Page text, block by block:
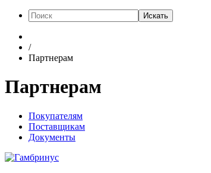
Искать
/
Партнерам
Партнерам
Покупателям
Поставщикам
Документы